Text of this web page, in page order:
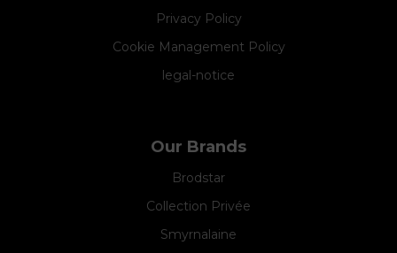
Privacy Policy
Cookie Management Policy
legal-notice
Our Brands
Brodstar
Collection Privée
Smyrnalaine